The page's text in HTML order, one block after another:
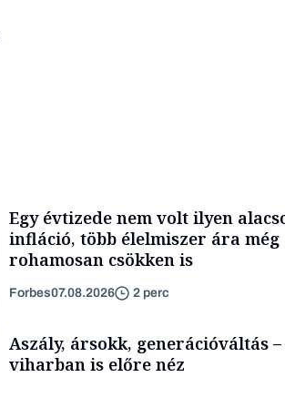
Egy évtizede nem volt ilyen
infláció, több élelmiszer ára még
rohamosan csökken is
Forbes07.08.2026 2 perc
Aszály, ársokk, generációváltás
viharban is előre néz